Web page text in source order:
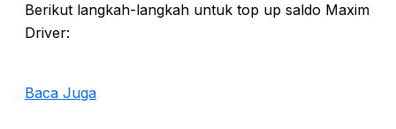
Berikut langkah-langkah untuk top up saldo Maxim
Driver:
Baca Juga